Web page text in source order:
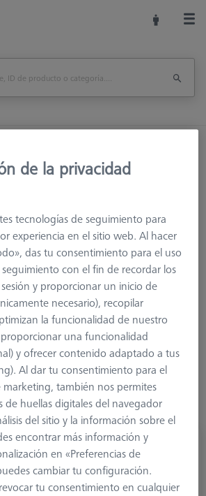
Longitud (L) la medición de la
ruby sphere, steel
de la privacidad
tecnologías de seguimiento para
experiencia en el sitio web. Al hacer
das tu consentimiento para el uso
con el fin de recordar los
y proporcionar un inicio de
necesario), recopilar
la funcionalidad de nuestro
proporcionar una funcionalidad
y ofrecer contenido adaptado a tus
Al dar tu consentimiento para el
marketing, también nos permites
de huellas digitales del navegador
del sitio y la información sobre el
encontrar más información y
en «Preferencias de
cambiar tu configuración.
tu consentimiento en cualquier